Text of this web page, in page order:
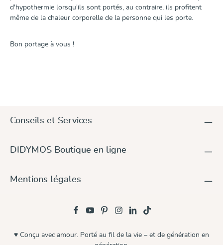
d'hypothermie lorsqu'ils sont portés, au contraire, ils profitent
même de la chaleur corporelle de la personne qui les porte.
Bon portage à vous !
Conseils et Services
DIDYMOS Boutique en ligne
Mentions légales
♥ Conçu avec amour. Porté au fil de la vie – et de génération en